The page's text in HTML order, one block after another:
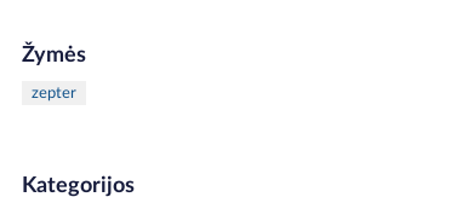
Žymės
zepter
Kategorijos